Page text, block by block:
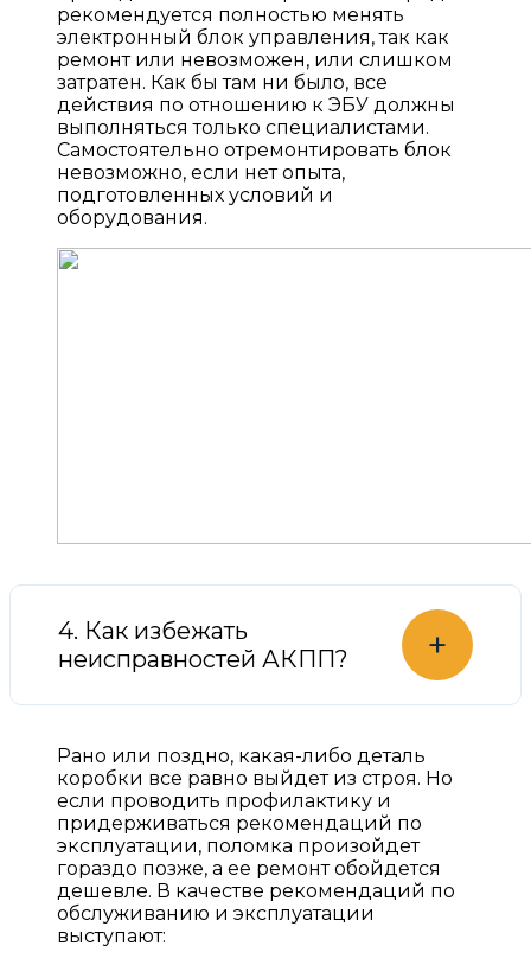
рекомендуется полностью менять
электронный блок управления, так как
ремонт или невозможен, или слишком
затратен. Как бы там ни было, все
действия по отношению к ЭБУ должны
выполняться только специалистами.
Самостоятельно отремонтировать блок
невозможно, если нет опыта,
подготовленных условий и
оборудования.
4. Как избежать
неисправностей АКПП?
+
Рано или поздно, какая-либо деталь
коробки все равно выйдет из строя. Но
если проводить профилактику и
придерживаться рекомендаций по
эксплуатации, поломка произойдет
гораздо позже, а ее ремонт обойдется
дешевле. В качестве рекомендаций по
обслуживанию и эксплуатации
выступают: